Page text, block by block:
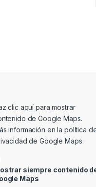
contenido de Google
clic aquí para mostrar
de Google Maps.
información en la política
de Google Maps.
siempre contenido
Maps